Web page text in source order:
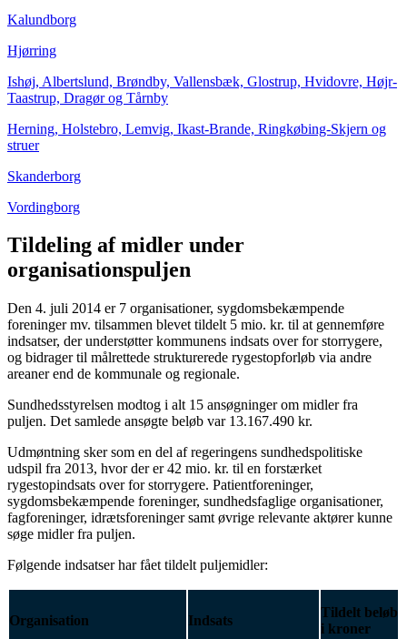
Kalundborg
Hjørring
Ishøj, Albertslund, Brøndby, Vallensbæk, Glostrup, Hvidovre, Højr-
Taastrup, Dragør og Tårnby
Herning, Holstebro, Lemvig, Ikast-Brande, Ringkøbing-Skjern og
struer
Skanderborg
Vordingborg
Tildeling af midler under
organisationspuljen
Den 4. juli 2014 er 7 organisationer, sygdomsbekæmpende
foreninger mv. tilsammen blevet tildelt 5 mio. kr. til at gennemføre
indsatser, der understøtter kommunens indsats over for storrygere,
og bidrager til målrettede strukturerede rygestopforløb via andre
areaner end de kommunale og regionale.
Sundhedsstyrelsen modtog i alt 15 ansøgninger om midler fra
puljen. Det samlede ansøgte beløb var 13.167.490 kr.
Udmøntning sker som en del af regeringens sundhedspolitiske
udspil fra 2013, hvor der er 42 mio. kr. til en forstærket
rygestopindsats over for storrygere. Patientforeninger,
sygdomsbekæmpende foreninger, sundhedsfaglige organisationer,
fagforeninger, idrætsforeninger samt øvrige relevante aktører kunne
søge midler fra puljen.
Følgende indsatser har fået tildelt puljemidler:
Organisation Indsats
Tildelt beløb
i kroner